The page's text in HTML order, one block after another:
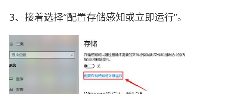
3、接着选择“配置存储感知或立即运行”。